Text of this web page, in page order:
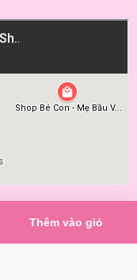
cấp bởi
Thêm vào giỏ